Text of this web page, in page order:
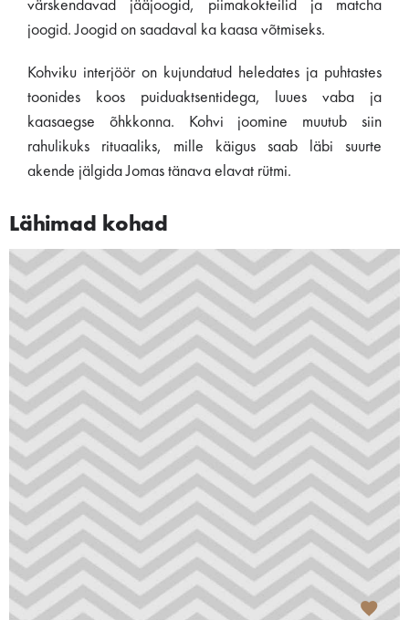
värskendavad jääjoogid, piimakokteilid ja matcha
joogid. Joogid on saadaval ka kaasa võtmiseks.
Kohviku interjöör on kujundatud heledates ja puhtastes
toonides koos puiduaktsentidega, luues vaba ja
kaasaegse õhkkonna. Kohvi joomine muutub siin
rahulikuks rituaaliks, mille käigus saab läbi suurte
akende jälgida Jomas tänava elavat rütmi.
Lähimad kohad